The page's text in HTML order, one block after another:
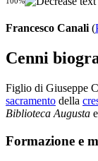
Francesco Canali (
Cenni
Figlio di Giuseppe
sacramento della
Biblioteca Augusta e
Formazione e